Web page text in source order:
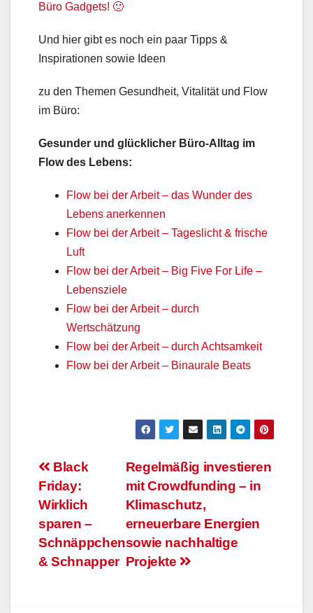
Büro Gadgets! 🙂
Und hier gibt es noch ein paar Tipps &
Inspirationen sowie Ideen
zu den Themen Gesundheit, Vitalität und Flow
im Büro:
Gesunder und glücklicher Büro-Alltag im
Flow des Lebens:
Flow bei der Arbeit – das Wunder des
Lebens anerkennen
Flow bei der Arbeit – Tageslicht & frische
Luft
Flow bei der Arbeit – Big Five For Life –
Lebensziele
Flow bei der Arbeit – durch
Wertschätzung
Flow bei der Arbeit – durch Achtsamkeit
Flow bei der Arbeit – Binaurale Beats
Beitragsnavigation
Regelmäßig investieren
mit Crowdfunding – in
Klimaschutz,
erneuerbare Energien
sowie nachhaltige
Projekte
Black
Friday:
Wirklich
sparen –
Schnäppchen
& Schnapper